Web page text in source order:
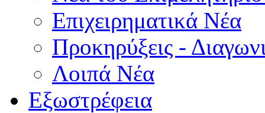
Επιχειρηματικά Νέα
Προκηρύξεις -
Λοιπά Νέα
Εξωστρέφεια